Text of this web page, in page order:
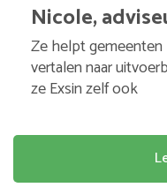
Nicole,
Ze helpt gemeenten
vertalen naar
ze Exsin zelf ook